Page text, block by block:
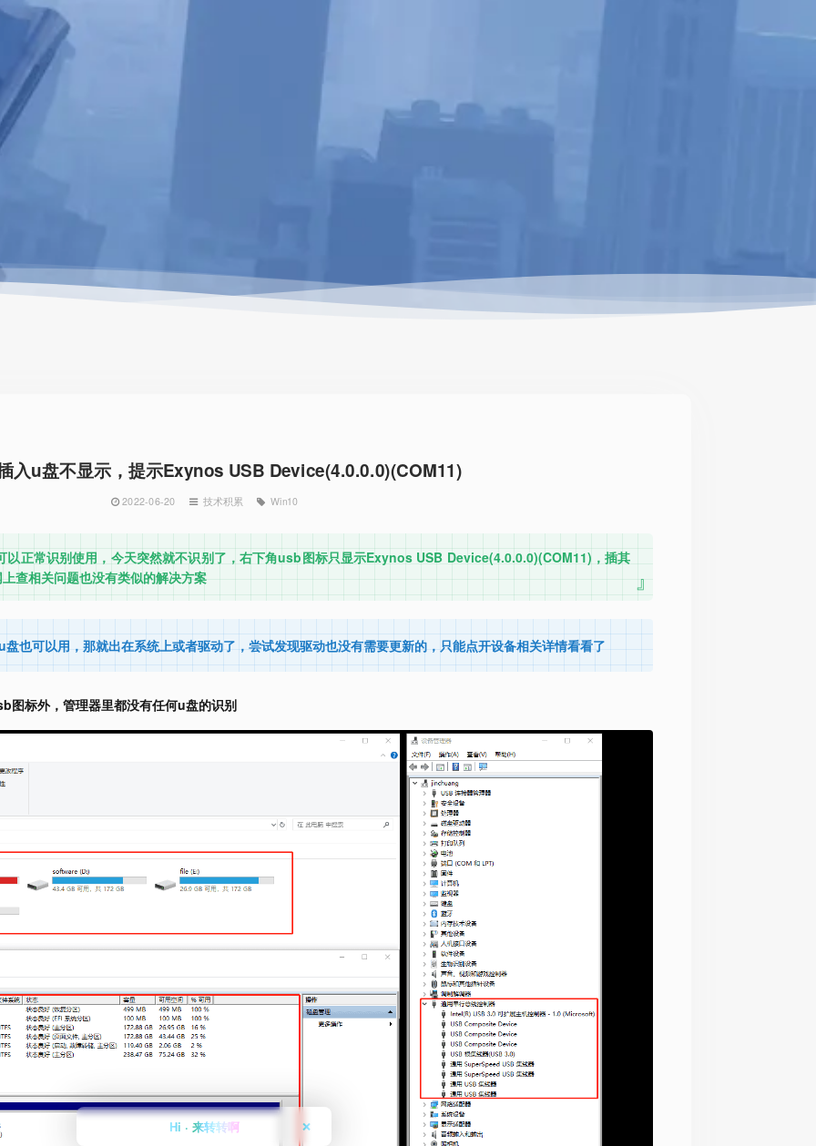
入u盘不显示，提示Exynos USB Device(4.0.0.0)(COM11)
2022-06-20 技术积累 Win10
正常识别使用，今天突然就不识别了，右下角usb图标只显示Exynos USB Device(4.0.0.0)(COM11)，插其
查相关问题也没有类似的解决方案
也可以用，那就出在系统上或者驱动了，尝试发现驱动也没有需要更新的，只能点开设备相关详情看看了
图标外，管理器里都没有任何u盘的识别
Hi · 来转转啊 ❌